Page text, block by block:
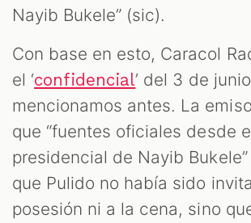
Nayib Bukele” (sic).
Con base en esto, Caracol
el ‘confidencial’ del 3 de
mencionamos antes. La
que “fuentes oficiales desde
presidencial de Nayib
que Pulido no había sido
posesión ni a la cena, sino